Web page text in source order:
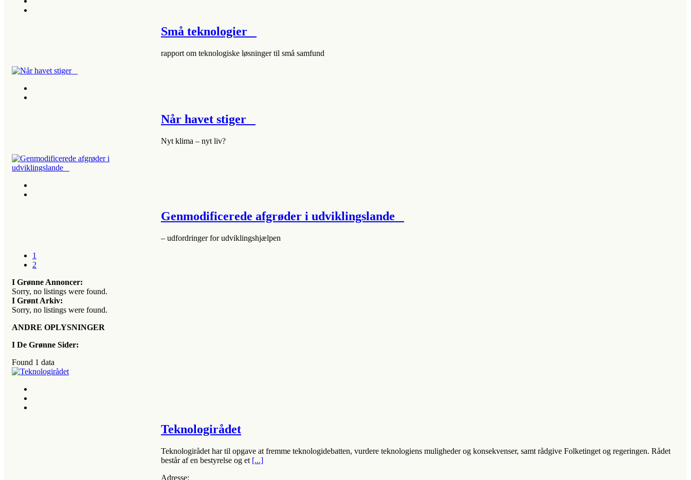
Små teknologier
rapport om teknologiske løsninger til små samfund
Når havet stiger
Nyt klima – nyt liv?
Genmodificerede afgrøder i udviklingslande
– udfordringer for udviklingshjælpen
1
2
I Grønne Annoncer:
Sorry, no listings were found.
I Grønt Arkiv:
Sorry, no listings were found.
ANDRE OPLYSNINGER
I De Grønne Sider:
Found 1 data
Teknologirådet
Teknologirådet har til opgave at fremme teknologidebatten, vurdere teknologiens muligheder og konsekvenser, samt rådgive Folketinget og regeringen. Rådet
består af en bestyrelse og et [...]
Adresse: